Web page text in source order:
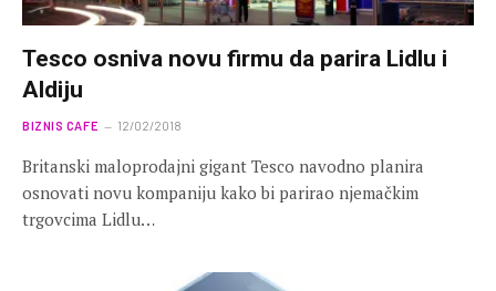
Tesco osniva novu firmu da parira Lidlu i
Aldiju
BIZNIS CAFE 12/02/2018
Britanski maloprodajni gigant Tesco navodno planira
osnovati novu kompaniju kako bi parirao njemačkim
trgovcima Lidlu…